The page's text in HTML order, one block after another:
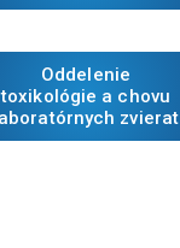
Oddelenie
toxikológie a chovu
laboratórnych zvierat